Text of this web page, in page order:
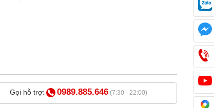
Gọi hỗ trợ: 0989.885.646 (7:30 - 22:00)